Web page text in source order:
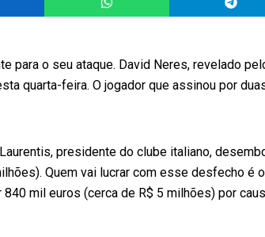
para o seu ataque. David Neres, revelado
quarta-feira. O jogador que assinou por
presidente do clube italiano,
Quem vai lucrar com esse desfecho é
mil euros (cerca de R$ 5 milhões) por